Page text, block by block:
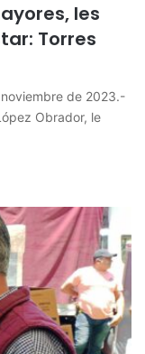
les
Torres
de 2023.-
Obrador, le